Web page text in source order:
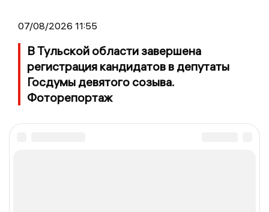
07/08/2026 11:55
В Тульской области завершена
регистрация кандидатов в депутаты
Госдумы девятого созыва.
Фоторепортаж